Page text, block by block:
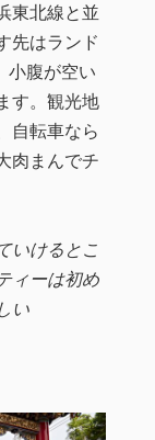
東北線と並
先はランド
小腹が空い
す。観光地
自転車なら
肉まんでチ
いけるとこ
ィーは初め
い